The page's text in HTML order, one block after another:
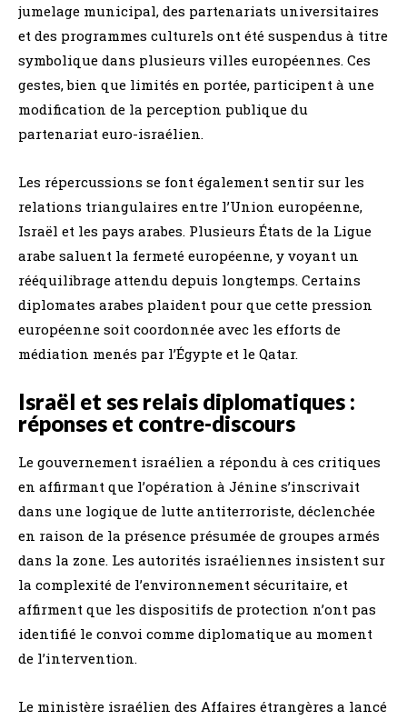
jumelage municipal, des partenariats universitaires
et des programmes culturels ont été suspendus à titre
symbolique dans plusieurs villes européennes. Ces
gestes, bien que limités en portée, participent à une
modification de la perception publique du
partenariat euro-israélien.
Les répercussions se font également sentir sur les
relations triangulaires entre l’Union européenne,
Israël et les pays arabes. Plusieurs États de la Ligue
arabe saluent la fermeté européenne, y voyant un
rééquilibrage attendu depuis longtemps. Certains
diplomates arabes plaident pour que cette pression
européenne soit coordonnée avec les efforts de
médiation menés par l’Égypte et le Qatar.
Israël et ses relais diplomatiques :
réponses et contre-discours
Le gouvernement israélien a répondu à ces critiques
en affirmant que l’opération à Jénine s’inscrivait
dans une logique de lutte antiterroriste, déclenchée
en raison de la présence présumée de groupes armés
dans la zone. Les autorités israéliennes insistent sur
la complexité de l’environnement sécuritaire, et
affirment que les dispositifs de protection n’ont pas
identifié le convoi comme diplomatique au moment
de l’intervention.
Le ministère israélien des Affaires étrangères a lancé